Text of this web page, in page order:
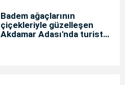
Badem ağaçlarının
çiçekleriyle güzelleşen
Akdamar Adası'nda turist